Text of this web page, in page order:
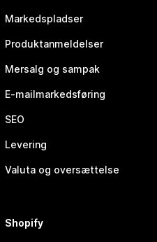
Markedspladser
Produktanmeldelser
Mersalg og sampak
E-mailmarkedsføring
SEO
Levering
Valuta og oversættelse
Shopify